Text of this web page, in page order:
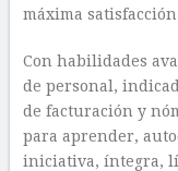
máxima
Con habilidades
de personal,
de facturación y
para aprender,
iniciativa, íntegra,